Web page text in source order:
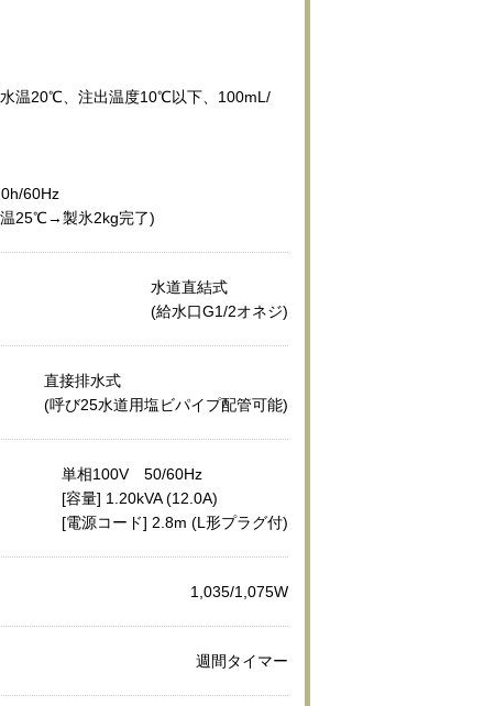
温20℃、注出温度10℃以下、100mL/
60Hz
25℃→製氷2kg完了)
水道直結式
(給水口G1/2オネジ)
直接排水式
(呼び25水道用塩ビパイプ配管可能)
単相100V 50/60Hz
[容量] 1.20kVA (12.0A)
[電源コード] 2.8m (L形プラグ付)
1,035/1,075W
週間タイマー